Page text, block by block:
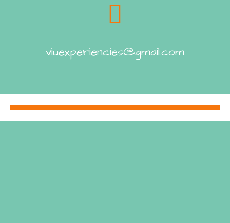
viuexperiencies@gmail.com